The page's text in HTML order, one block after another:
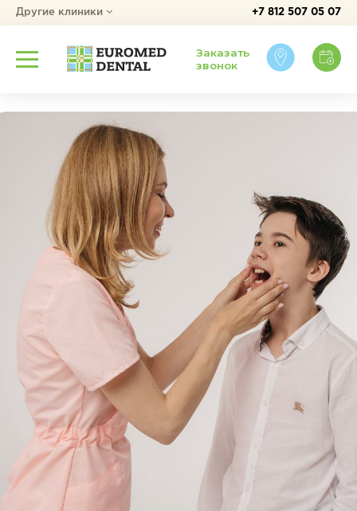
+7 812 507 05 07
Другие клиники
Заказать
звонок